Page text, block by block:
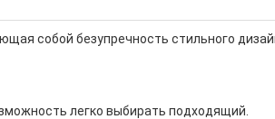
собой безупречность стильного
легко выбирать подходящий.